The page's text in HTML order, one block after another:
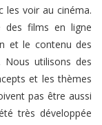
les voir au cinéma.
des films en ligne
et le contenu des
Nous utilisons des
et les thèmes
pas être aussi
très développée